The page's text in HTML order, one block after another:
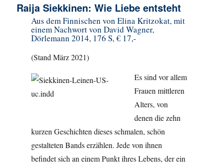
Raija Siekkinen: Wie Liebe entsteht
Aus dem Finnischen von Elina Kritzokat, mit
einem Nachwort von David Wagner,
Dörlemann 2014, 176 S, € 17,-
(Stand März 2021)
Es sind vor allem
Frauen mittleren
Alters, von
denen die zehn
kurzen Geschichten dieses schmalen, schön
gestalteten Bands erzählen. Jede von ihnen
befindet sich an einem Punkt ihres Lebens, der ein